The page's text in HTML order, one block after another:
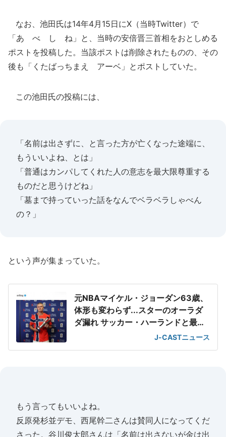
なお、池田氏は14年4月15日にX（当時Twitter）で
「あ べ し ね」と、当時の安倍晋三首相をおとしめる
ポストを投稿した。当該ポストは削除されたものの、その
後も「くたばっちまえ アーベ」とポストしていた。
この池田氏の投稿には、
「名前は出さずに、と言った方が亡くなった途端に、
もういいよね、とは」
「普通はカンパしてくれた人の意志を最大限尊重する
ものだと思うけどね」
「墓まで持っていった話をなんでベラベラしゃべん
の？」
という声が集まっていた。
元NBAマイケル・ジョーダン63歳、
体形も変わらず...スターのオーラダ
ダ漏れ サッカー・ハーランドと最強
J-CASTニュース
もう言ってもいいよね。
反原発杉並デモ、西尾幹二さんは賛同人になってくだ
さった。谷川俊太郎さんは「名前は出さないが金は出